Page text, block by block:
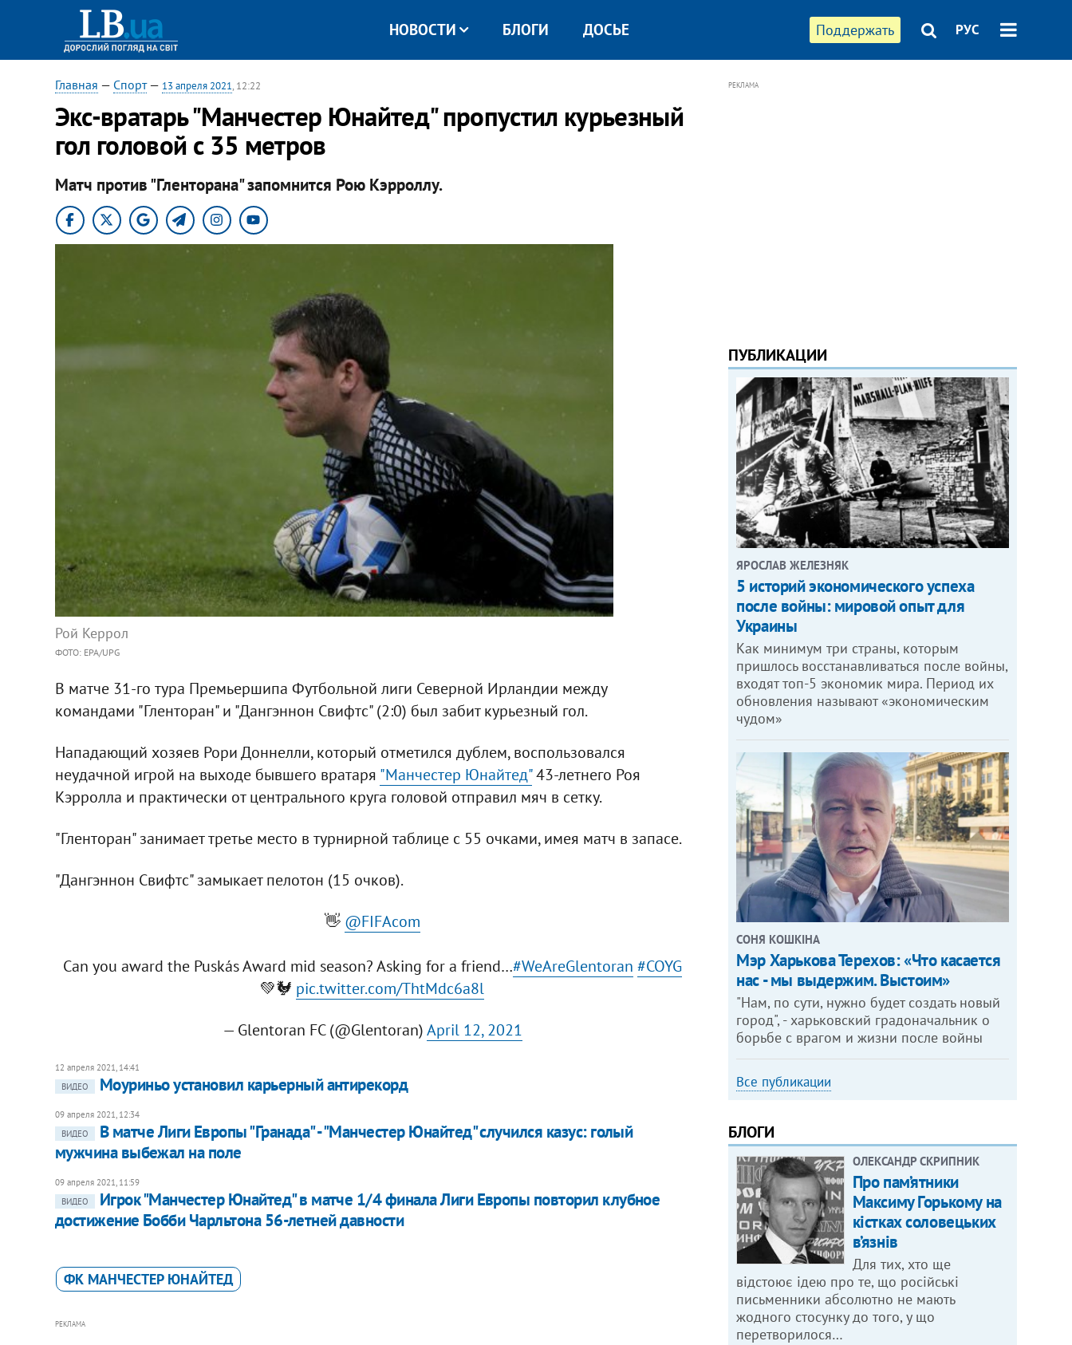
Поддержать РУС
НОВОСТИ БЛОГИ ДОСЬЕ
Главная — Спорт— 13 апреля 2021, 12:22
Экс-вратарь "Манчестер Юнайтед" пропустил курьезный
гол головой с 35 метров
Матч против "Гленторана" запомнится Рою Кэрроллу.
Рой Керрол
ФОТО: EPA/UPG
В матче 31-го тура Премьершипа Футбольной лиги Северной Ирландии между
командами "Гленторан" и "Дангэннон Свифтс" (2:0) был забит курьезный гол.
Нападающий хозяев Рори Доннелли, который отметился дублем, воспользовался
неудачной игрой на выходе бывшего вратаря "Манчестер Юнайтед"43-летнего Роя
Кэрролла и практически от центрального круга головой отправил мяч в сетку.
"Гленторан" занимает третье место в турнирной таблице с 55 очками, имея матч в запасе.
"Дангэннон Свифтс" замыкает пелотон (15 очков).
👋 @FIFAcom
Can you award the Puskás Award mid season? Asking for a friend…#WeAreGlentoran #COYG
💚🐓 pic.twitter.com/ThtMdc6a8l
— Glentoran FC (@Glentoran)April 12, 2021
12 апреля 2021, 14:41
ВИДЕО
Моуриньо установил карьерный антирекорд
09 апреля 2021, 12:34
ВИДЕО
В матче Лиги Европы "Гранада" - "Манчестер Юнайтед" случился казус: голый
мужчина выбежал на поле
09 апреля 2021, 11:59
ВИДЕО
Игрок "Манчестер Юнайтед" в матче 1/4 финала Лиги Европы повторил клубное
достижение Бобби Чарльтона 56-летней давности
ФК МАНЧЕСТЕР ЮНАЙТЕД
РЕКЛАМА
РЕКЛАМА
ПУБЛИКАЦИИ
ЯРОСЛАВ ЖЕЛЕЗНЯК
5 историй экономического успеха
после войны: мировой опыт для
Украины
Как минимум три страны, которым
пришлось восстанавливаться после войны,
входят топ-5 экономик мира. Период их
обновления называют «экономическим
чудом»
СОНЯ КОШКІНА
Мэр Харькова Терехов: «Что касается
нас - мы выдержим. Выстоим»
"Нам, по сути, нужно будет создать новый
город", - харьковский градоначальник о
борьбе с врагом и жизни после войны
Все публикации
БЛОГИ
ОЛЕКСАНДР СКРИПНИК
Про пам’ятники
Максиму Горькому на
кістках соловецьких
в’язнів
Для тих, хто ще
відстоює ідею про те, що російські
письменники абсолютно не мають
жодного стосунку до того, у що
перетворилося…